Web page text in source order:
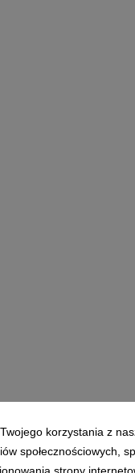
korzystania z